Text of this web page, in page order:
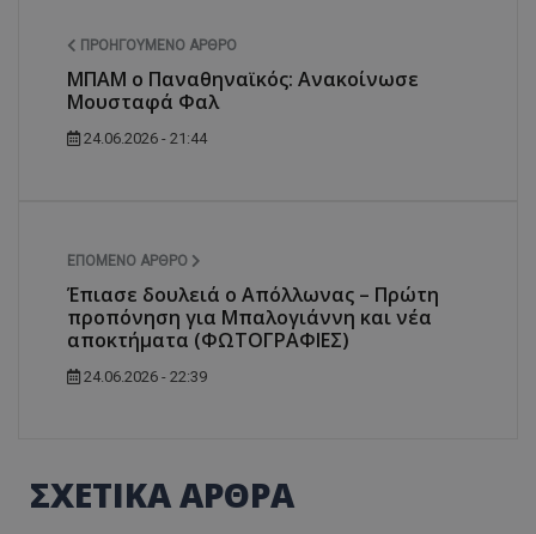
ΠΡΟΗΓΟΎΜΕΝΟ ΆΡΘΡΟ
MΠΑΜ ο Παναθηναϊκός: Ανακοίνωσε
Μουσταφά Φαλ
24.06.2026 - 21:44
ΕΠΌΜΕΝΟ ΆΡΘΡΟ
Έπιασε δουλειά ο Απόλλωνας – Πρώτη
προπόνηση για Μπαλογιάννη και νέα
αποκτήματα (ΦΩΤΟΓΡΑΦΙΕΣ)
24.06.2026 - 22:39
ΣΧΕΤΙΚΑ ΑΡΘΡΑ